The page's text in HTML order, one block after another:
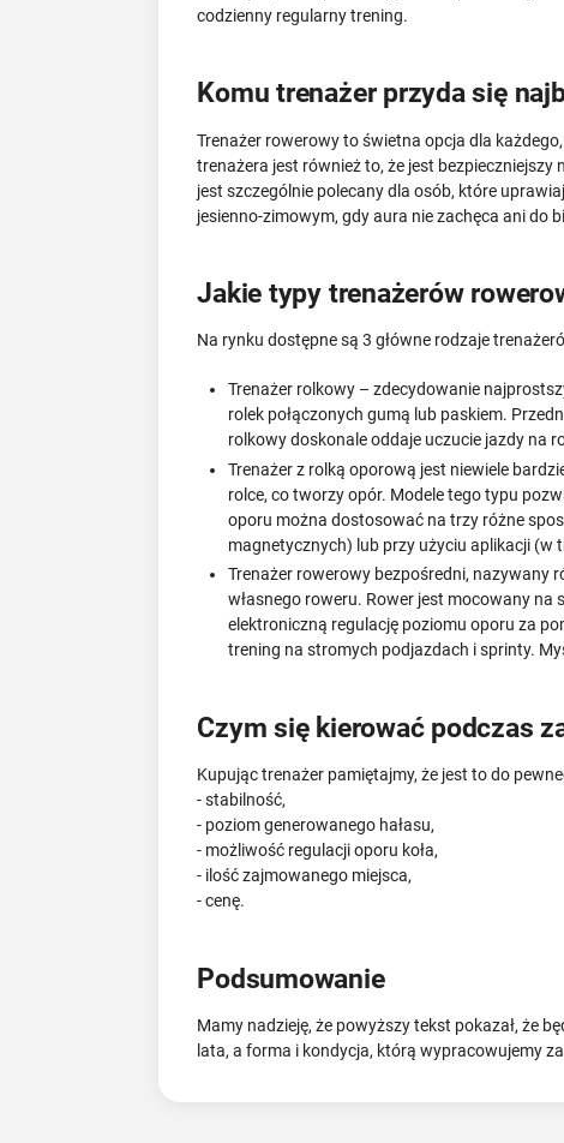
codzienny regularny trening.
Komu trenażer przyda się
Trenażer rowerowy to świetna opcja dla
trenażera jest również to, że jest
jest szczególnie polecany dla osób, które
jesienno-zimowym, gdy aura nie zachęca ani do
Jakie typy trenażerów
Na rynku dostępne są 3 główne rodzaje
Trenażer rolkowy – zdecydowanie
rolek połączonych gumą lub paskiem.
rolkowy doskonale oddaje uczucie jazdy na
Trenażer z rolką oporową jest niewiele
rolce, co tworzy opór. Modele tego typu
oporu można dostosować na trzy różne
magnetycznych) lub przy użyciu aplikacji (w
Trenażer rowerowy bezpośredni, nazywany
własnego roweru. Rower jest mocowany na
elektroniczną regulację poziomu oporu za
trening na stromych podjazdach i sprinty.
Czym się kierować podczas
Kupując trenażer pamiętajmy, że jest to do
- stabilność,
- poziom generowanego hałasu,
- możliwość regulacji oporu koła,
- ilość zajmowanego miejsca,
- cenę.
Podsumowanie
Mamy nadzieję, że powyższy tekst pokazał, że
lata, a forma i kondycja, którą wypracowujemy